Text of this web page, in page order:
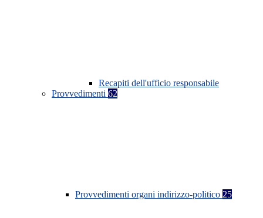
Recapiti dell'ufficio responsabile
Provvedimenti 62
Provvedimenti organi indirizzo-politico 25